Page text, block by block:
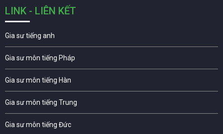
LINK - LIÊN KẾT
Gia sư tiếng anh
Gia sư môn tiếng Pháp
Gia sư môn tiếng Hàn
Gia sư môn tiếng Trung
Gia sư môn tiếng Đức